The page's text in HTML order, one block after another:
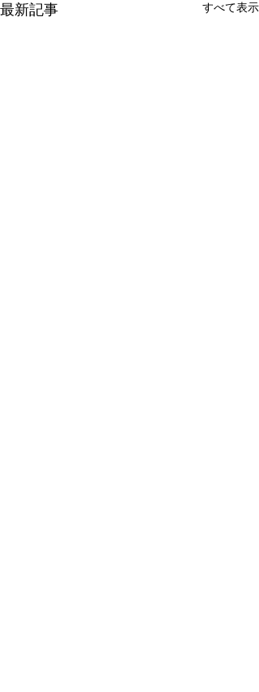
最新記事 すべて表示